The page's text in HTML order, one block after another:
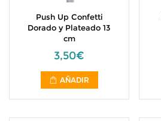
Push Up Confetti
Dorado y Plateado 13
cm
3,50€
AÑADIR